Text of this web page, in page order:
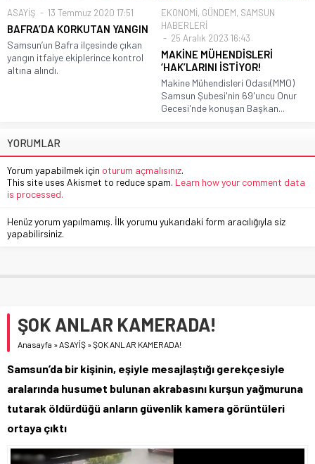
ASAYİŞ 13 Temmuz 2020 17:51
BAFRA’DA KORKUTAN YANGIN
Samsun’un Bafra ilçesinde çıkan
yangın itfaiye ekiplerince kontrol
altına alındı.
EKONOMİ, GÜNDEM, SAMSUN
HABERLERİ
25 Aralık 2023 16:43
MAKİNE MÜHENDİSLERİ
‘HAK’LARINI İSTİYOR!
Makine Mühendisleri Odası(MMO)
Samsun Şubesi'nin 69'uncu Onur
Gecesi'nde konuşan Başkan...
YORUMLAR
Yorum yapabilmek için oturum açmalısınız.
This site uses Akismet to reduce spam. Learn how your comment data
is processed.
Henüz yorum yapılmamış. İlk yorumu yukarıdaki form aracılığıyla siz
yapabilirsiniz.
ŞOK ANLAR KAMERADA!
Anasayfa »ASAYİŞ »ŞOK ANLAR KAMERADA!
Samsun’da bir kişinin, eşiyle mesajlaştığı gerekçesiyle
aralarında husumet bulunan akrabasını kurşun yağmuruna
tutarak öldürdüğü anların güvenlik kamera görüntüleri
ortaya çıktı